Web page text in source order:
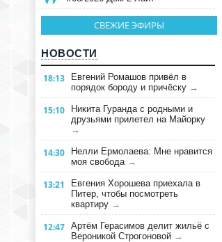
СВЕЖИЕ ЭФИРЫ
НОВОСТИ
18:13
Евгений Ромашов привёл в
порядок бороду и причёску →
15:10
Никита Гуранда с родными и
друзьями прилетел на Майорку
→
14:30
Нелли Ермолаева: Мне нравится
моя свобода →
13:21
Евгения Хорошева приехала в
Питер, чтобы посмотреть
квартиру →
12:47 Артём Герасимов делит жильё с
Вероникой Строгоновой →